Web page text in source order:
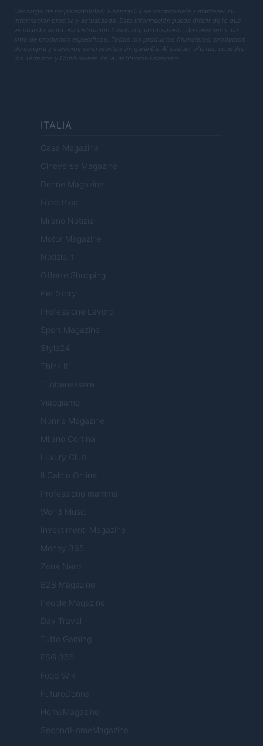
Descargo de responsabilidad: Finanzas24 se compromete a mantener su
información precisa y actualizada. Esta información puede diferir de lo que
ve cuando visita una institución financiera, un proveedor de servicios o un
sitio de productos específicos. Todos los productos financieros, productos
de compra y servicios se presentan sin garantía. Al evaluar ofertas, consulte
los Términos y Condiciones de la institución financiera.
ITALIA
Casa Magazine
Cineverse Magazine
Donne Magazine
Food Blog
Milano Notizie
Motor Magazine
Notizie.it
Offerte Shopping
Pet Story
Professione Lavoro
Sport Magazine
Style24
Think.it
Tuobenessere
Viaggiamo
Nonne Magazine
Milano Cortina
Luxury Club
Il Calcio Online
Professione mamma
World Music
Investimenti Magazine
Money 365
Zona Nerd
B2B Magazine
People Magazine
Day Travel
Tutto Gaming
ESG 365
Food Wiki
FuturoDonna
HomeMagazine
SecondHomeMagazine